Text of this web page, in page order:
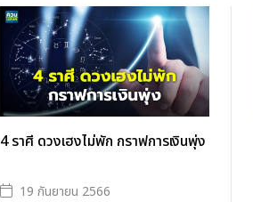
4 ราศี ดวงเฮงไม่พัก กราฟการเงินพุ่ง
19 กันยายน 2566